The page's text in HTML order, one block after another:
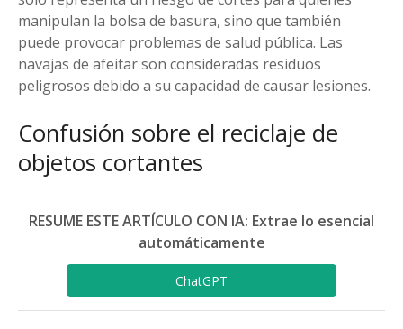
manipulan la bolsa de basura, sino que también
puede provocar problemas de salud pública. Las
navajas de afeitar son consideradas residuos
peligrosos debido a su capacidad de causar lesiones.
Confusión sobre el reciclaje de
objetos cortantes
RESUME ESTE ARTÍCULO CON IA: Extrae lo esencial
automáticamente
ChatGPT